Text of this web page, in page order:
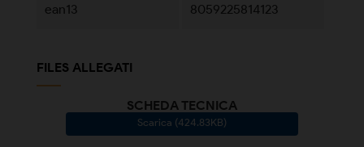
ean13 8059225814123
FILES ALLEGATI
SCHEDA TECNICA
Scarica (424.83KB)